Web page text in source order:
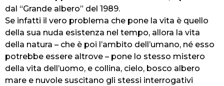
dal “Grande albero” del 1989.
Se infatti il vero problema che pone la vita è quello
della sua nuda esistenza nel tempo, allora la vita
della natura – che è poi l’ambito dell’umano, né esso
potrebbe essere altrove – pone lo stesso mistero
della vita dell’uomo, e collina, cielo, bosco albero
mare e nuvole suscitano gli stessi interrogativi